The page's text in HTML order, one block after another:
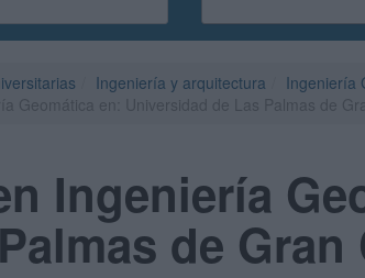
Ingeniería y arquitectura
Ingeniería
Ingeniería
de Gran